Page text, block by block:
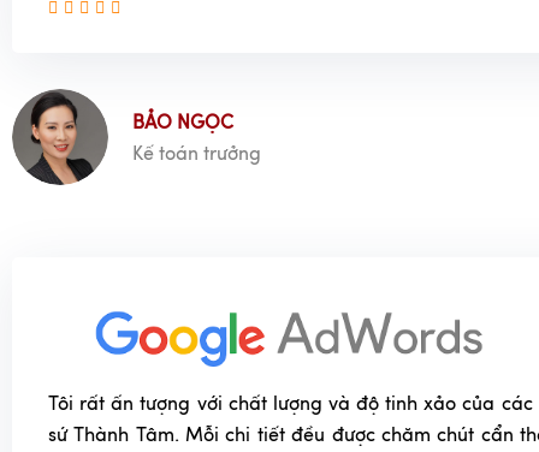
BẢO NGỌC
Kế toán trưởng
Tôi rất ấn tượng với chất lượng và độ tinh xảo của các
sứ Thành Tâm. Mỗi chi tiết đều được chăm chút cẩn